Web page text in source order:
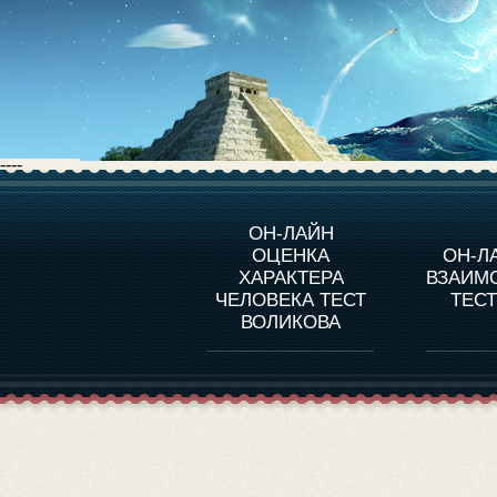
----
ОН-ЛАЙН
ОЦЕНКА
ХАРАКТЕРА
ЧЕЛОВЕКА ТЕСТ
ВОЛИКОВА
ОН-
О ПРОГРАММЕ
ОЦЕНКА ХАРАКТЕРA
ЧЕЛОВЕКА
ОЦЕНКА ХАРАКТЕРА
ВЫДАЮЩИХСЯ
ЛИЧНОСТЕЙ